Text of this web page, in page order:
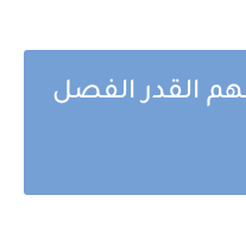
القدر الفصل